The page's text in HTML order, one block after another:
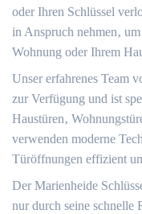
oder Ihren Schlüssel
in Anspruch nehmen‚
Wohnung oder Ihrem
Unser erfahrenes Team
zur Verfügung und ist
Haustüren‚
verwenden moderne
Türöffnungen effizient
Der Marienheide
nur durch seine schnelle